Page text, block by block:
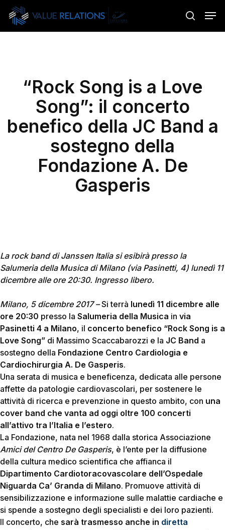
Skip
main
search
“Rock Song is a Love
Song”: il concerto
benefico della JC Band a
sostegno della
Fondazione A. De
Gasperis
La rock band di Janssen Italia si esibirà presso la
Salumeria della Musica di Milano (via Pasinetti, 4) lunedì 11
dicembre alle ore 20:30. Ingresso libero.
Milano, 5 dicembre 2017 –Si terrà lunedì 11 dicembre alle
ore 20:30 presso la Salumeria della Musica in via
Pasinetti 4 a Milano, il concerto benefico “Rock Song is a
Love Song” di Massimo Scaccabarozzi e la JC Band a
sostegno della Fondazione Centro Cardiologia e
Cardiochirurgia A. De Gasperis.
Una serata di musica e beneficenza, dedicata alle persone
affette da patologie cardiovascolari, per sostenere le
attività di ricerca e prevenzione in questo ambito, con una
cover band che vanta ad oggi oltre 100 concerti
all’attivo tra l’Italia e l’estero.
La Fondazione, nata nel 1968 dalla storica Associazione
Amici del Centro De Gasperis, è l’ente per la diffusione
della cultura medico scientifica che affianca il
Dipartimento Cardiotoracovascolare dell’Ospedale
Niguarda Ca’ Granda di Milano. Promuove attività di
sensibilizzazione e informazione sulle malattie cardiache e
si spende a sostegno degli specialisti e dei loro pazienti.
Il concerto, che sarà trasmesso anche in diretta